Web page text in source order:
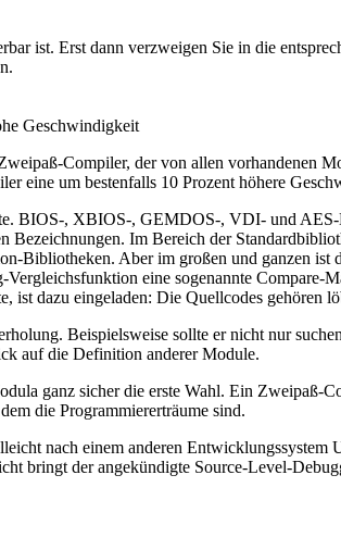
ist. Erst dann verzweigen Sie in die
Geschwindigkeit
Compiler, der von allen vorhandenen
eine um bestenfalls 10 Prozent höhere
BIOS-, XBIOS-, GEMDOS-, VDI- und
Im Bereich der
Bibliotheken. Aber im großen und ganzen ist
eine sogenannte Compare-
ist dazu eingeladen: Die Quellcodes gehören
Beispielsweise sollte er nicht nur
auf die Definition anderer Module.
ganz sicher die erste Wahl. Ein Zweipaß-
die Programmiererträume sind.
nach einem anderen
bringt der angekündigte Source-Level-